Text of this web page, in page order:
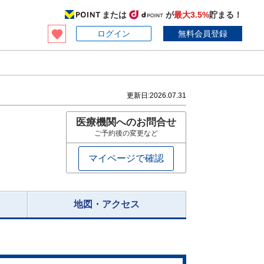
または が最大3.5%貯まる！
ログイン
無料会員登録
更新日:2026.07.31
医療機関へのお問合せ
ご予約後の変更など
マイページで確認
地図・アクセス